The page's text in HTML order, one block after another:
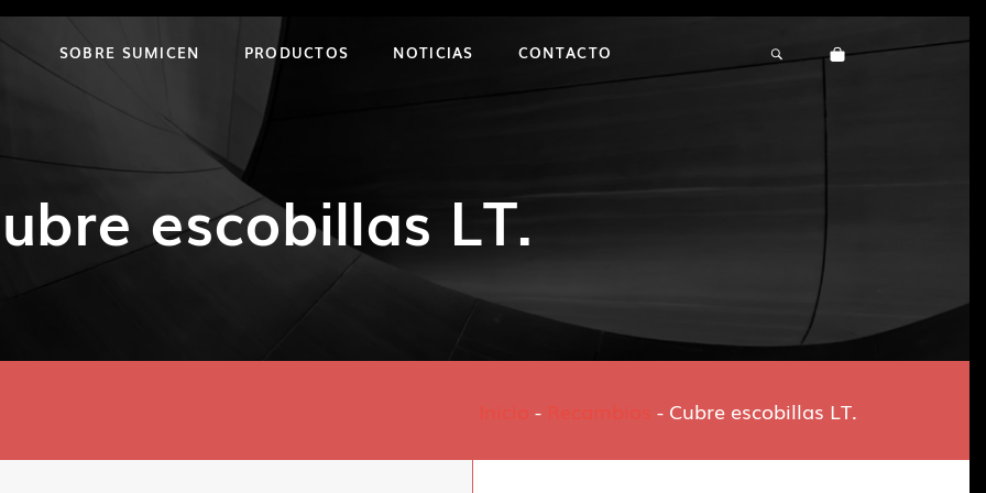
SOBRE SUMICEN PRODUCTOS NOTICIAS CONTACTO
escobillas LT.
- - Cubre escobillas LT.